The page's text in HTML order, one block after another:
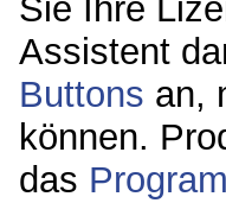
Sie Ihre
Assistent
Buttons an,
können.
das